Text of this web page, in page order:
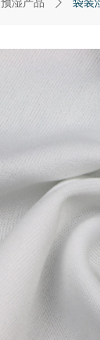
预湿产品 ꄲ 袋装